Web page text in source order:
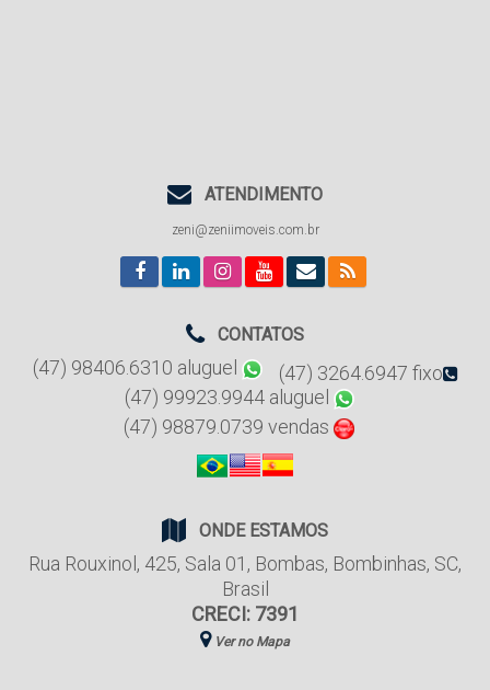
ATENDIMENTO
zeni@zeniimoveis.com.br
CONTATOS
(47) 98406.6310 aluguel
(47) 3264.6947 fixo
(47) 99923.9944 aluguel
(47) 98879.0739 vendas
ONDE ESTAMOS
Rua Rouxinol , 425, Sala 01 , Bombas, Bombinhas, SC,
Brasil
CRECI: 7391
Ver no Mapa